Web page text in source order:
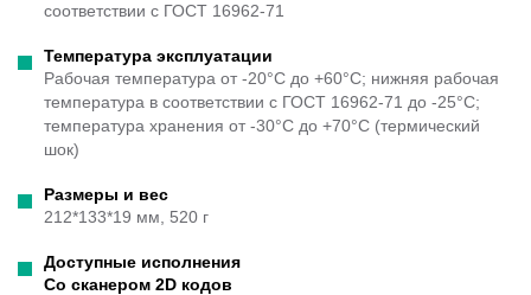
соответствии с ГОСТ 16962-71
Температура эксплуатации
Рабочая температура от -20°C до +60°С; нижняя рабочая
температура в соответствии с ГОСТ 16962-71 до -25°C;
температура хранения от -30°C до +70°C (термический
шок)
Размеры и вес
212*133*19 мм, 520 г
Доступные исполнения
Со сканером 2D кодов